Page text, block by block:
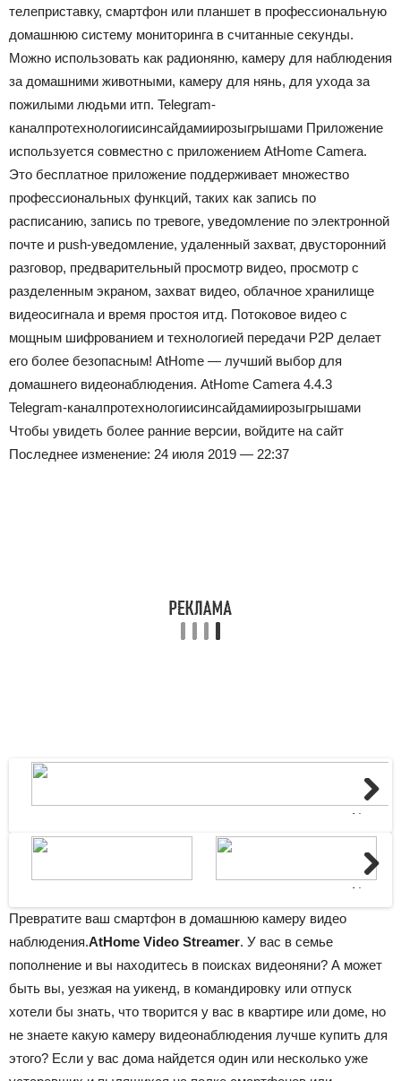
телеприставку, смартфон или планшет в профессиональную
домашнюю систему мониторинга в считанные секунды.
Можно использовать как радионяню, камеру для наблюдения
за домашними животными, камеру для нянь, для ухода за
пожилыми людьми итп. Telegram-
каналпротехнологиисинсайдамиирозыгрышами Приложение
используется совместно с приложением AtHome Camera.
Это бесплатное приложение поддерживает множество
профессиональных функций, таких как запись по
расписанию, запись по тревоге, уведомление по электронной
почте и push-уведомление, удаленный захват, двусторонний
разговор, предварительный просмотр видео, просмотр с
разделенным экраном, захват видео, облачное хранилище
видеосигнала и время простоя итд. Потоковое видео с
мощным шифрованием и технологией передачи P2P делает
его более безопасным! AtHome — лучший выбор для
домашнего видеонаблюдения. AtHome Camera 4.4.3
Telegram-каналпротехнологиисинсайдамиирозыгрышами
Чтобы увидеть более ранние версии, войдите на сайт
Последнее изменение: 24 июля 2019 — 22:37
Next
Next
Превратите ваш смартфон в домашнюю камеру видео
наблюдения.AtHome Video Streamer. У вас в семье
пополнение и вы находитесь в поисках видеоняни? А может
быть вы, уезжая на уикенд, в командировку или отпуск
хотели бы знать, что творится у вас в квартире или доме, но
не знаете какую камеру видеонаблюдения лучше купить для
этого? Если у вас дома найдется один или несколько уже